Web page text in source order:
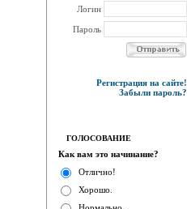
Логин
Пароль
Регистрация на сайте!
Забыли пароль?
ГОЛОСОВАНИЕ
Как вам это начинание?
Отлично!
Хорошо.